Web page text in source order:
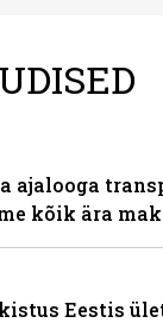
ajalooga
kõik ära
Eestis